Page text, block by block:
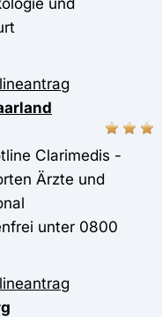
Clarimedis -
Ärzte und
unter 0800